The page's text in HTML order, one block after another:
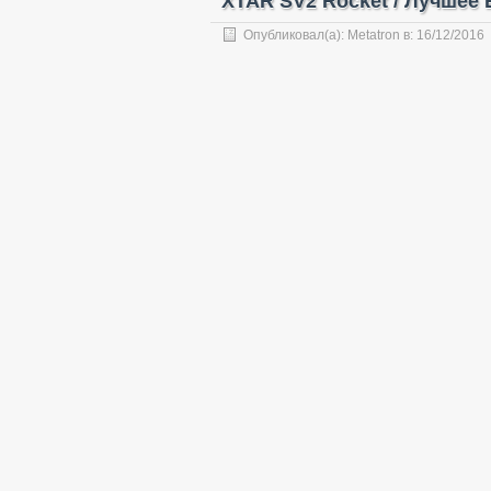
Опубликовал(а): Metatron в: 16/12/2016